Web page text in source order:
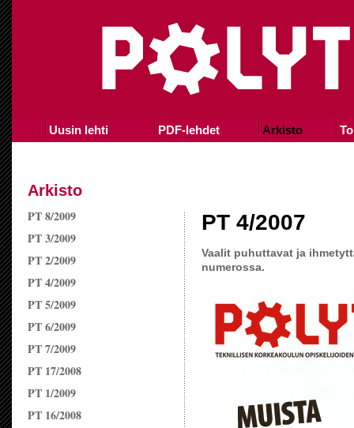
Uusin lehti PDF-lehdet Arkisto
Arkisto
PT 8/2009
PT 3/2009
PT 2/2009
PT 4/2009
PT 5/2009
PT 6/2009
PT 7/2009
PT 17/2008
PT 1/2009
PT 16/2008
PT 4/2007
Vaalit puhuttavat ja
numerossa.